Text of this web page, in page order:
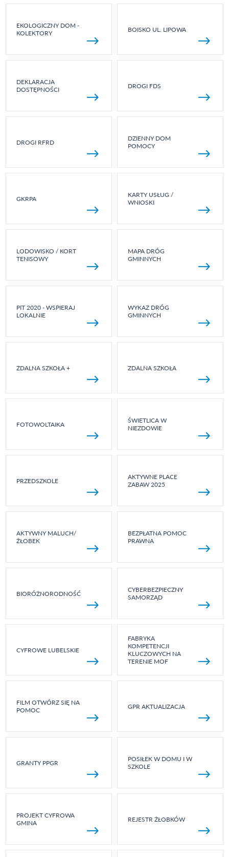
EKOLOGICZNY DOM -
KOLEKTORY
BOISKO UL. LIPOWA
DEKLARACJA
DOSTĘPNOŚCI
DROGI FDS
DROGI RFRD
DZIENNY DOM
POMOCY
GKRPA
KARTY USŁUG /
WNIOSKI
LODOWISKO / KORT
TENISOWY
MAPA DRÓG
GMINNYCH
PIT 2020 - WSPIERAJ
LOKALNIE
WYKAZ DRÓG
GMINNYCH
ZDALNA SZKOŁA + ZDALNA SZKOŁA
FOTOWOLTAIKA
ŚWIETLICA W
NIEZDOWIE
PRZEDSZKOLE
AKTYWNE PLACE
ZABAW 2025
AKTYWNY MALUCH/
ŻŁOBEK
BEZPŁATNA POMOC
PRAWNA
BIORÓŻNORODNOŚĆ
CYBERBEZPIECZNY
SAMORZĄD
CYFROWE LUBELSKIE
FABRYKA
KOMPETENCJI
KLUCZOWYCH NA
TERENIE MOF
FILM OTWÓRZ SIĘ NA
POMOC
GPR AKTUALIZACJA
GRANTY PPGR
POSIŁEK W DOMU I W
SZKOLE
PROJEKT CYFROWA
GMINA
REJESTR ŻŁOBKÓW